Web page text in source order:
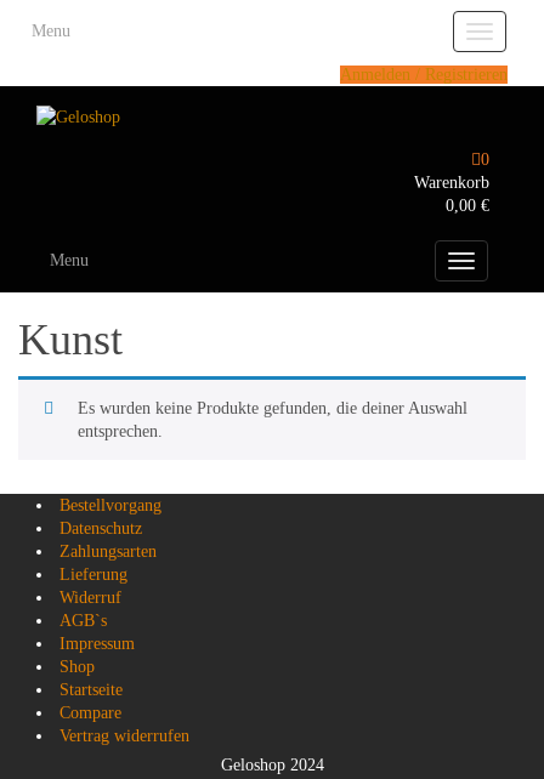
Toggle
Menu
Anmelden / Registrieren
0
Warenkorb
0,00 €
Toggle
navigation
Menu
Kunst
Es wurden keine Produkte gefunden, die deiner Auswahl
entsprechen.
Bestellvorgang
Datenschutz
Zahlungsarten
Lieferung
Widerruf
AGB`s
Impressum
Shop
Startseite
Compare
Vertrag widerrufen
Geloshop 2024